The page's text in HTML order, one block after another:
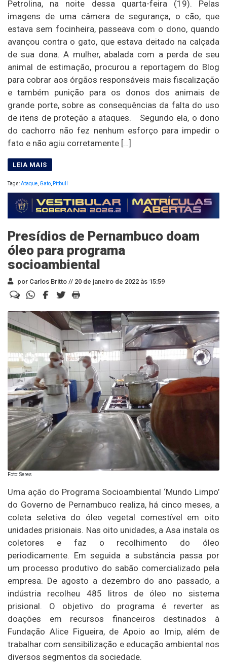
Petrolina, na noite dessa quarta-feira (19). Pelas
imagens de uma câmera de segurança, o cão, que
estava sem focinheira, passeava com o dono, quando
avançou contra o gato, que estava deitado na calçada
de sua dona. A mulher, abalada com a perda de seu
animal de estimação, procurou a reportagem do Blog
para cobrar aos órgãos responsáveis mais fiscalização
e também punição para os donos dos animais de
grande porte, sobre as consequências da falta do uso
de itens de proteção a ataques. Segundo ela, o dono
do cachorro não fez nenhum esforço para impedir o
fato e não agiu corretamente […]
Tags:Ataque Gato Pitbull
Presídios de Pernambuco doam
óleo para programa
socioambiental
por Carlos Britto // 20 de janeiro de 2022 às 15:59
Foto: Seres
Uma ação do Programa Socioambiental ‘Mundo Limpo’
do Governo de Pernambuco realiza, há cinco meses, a
coleta seletiva do óleo vegetal comestível em oito
unidades prisionais. Nas oito unidades, a Asa instala os
coletores e faz o recolhimento do óleo
periodicamente. Em seguida a substância passa por
um processo produtivo do sabão comercializado pela
empresa. De agosto a dezembro do ano passado, a
indústria recolheu 485 litros de óleo no sistema
prisional. O objetivo do programa é reverter as
doações em recursos financeiros destinados à
Fundação Alice Figueira, de Apoio ao Imip, além de
trabalhar com sensibilização e educação ambiental nos
diversos segmentos da sociedade.